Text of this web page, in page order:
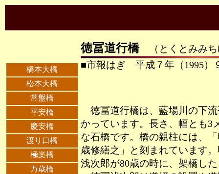
橋本大橋
松本大橋
常盤橋
平安橋
慶安橋
渡り口橋
極楽橋
万歳橋
徳冨道行橋（とくとみみち
■市報はぎ 平成７年（1995）
徳冨道行橋は、藍場川の下
かっています。長さ、幅とも3
な石橋です。橋の親柱には、
歳修繕之」と刻まれています
浅次郎が80歳の時に、架橋し